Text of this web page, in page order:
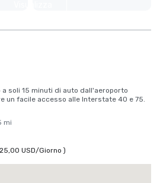
soli 15 minuti di auto dall'aeroporto
un facile accesso alle Interstate 40 e 75.
mi
25,00 USD/Giorno )